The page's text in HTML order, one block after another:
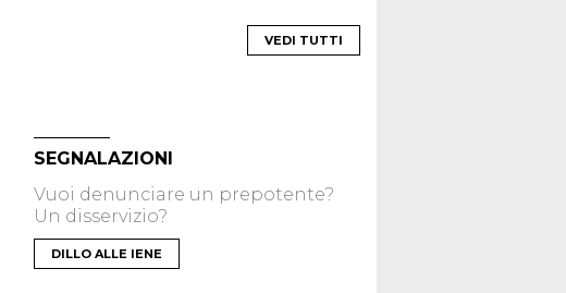
VEDI TUTTI
SEGNALAZIONI
Vuoi denunciare un prepotente?
Un disservizio?
DILLO ALLE IENE